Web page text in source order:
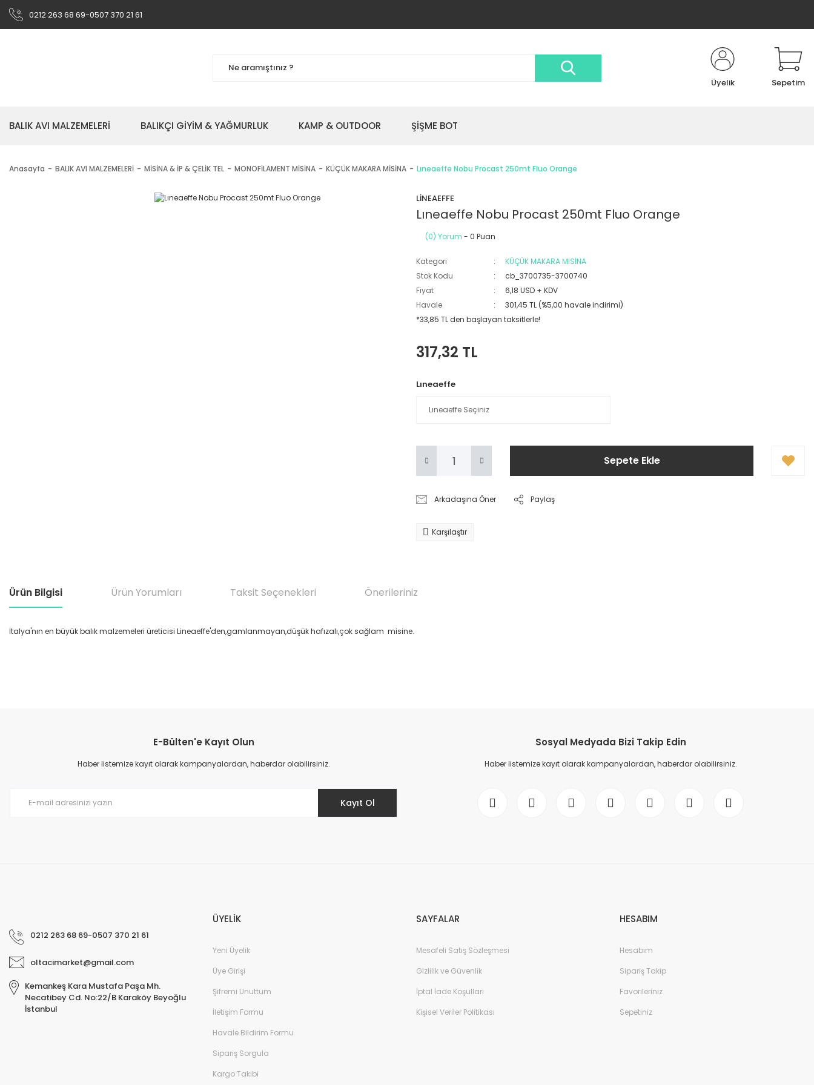
0212 263 68 69-0507 370 21 61
Üyelik Sepetim
BALIK AVI MALZEMELERİ BALIKÇI GİYİM & YAĞMURLUK KAMP & OUTDOOR ŞİŞME BOT
Anasayfa BALIK AVI MALZEMELERİ MİSİNA & İP & ÇELİK TEL MONOFİLAMENT MİSİNA KÜÇÜK MAKARA MİSİNA Lıneaeffe Nobu Procast 250mt Fluo Orange
LİNEAEFFE
Lıneaeffe Nobu Procast 250mt Fluo Orange
(0) Yorum - 0 Puan
Kategori
KÜÇÜK MAKARA MİSİNA
Stok Kodu
cb_3700735-3700740
Fiyat
6,18 USD + KDV
Havale
301,45 TL (%5,00 havale indirimi)
*33,85 TL den başlayan taksitlerle!
317,32 TL
Lıneaeffe
Sepete Ekle
Arkadaşına Öner Paylaş
Karşılaştır
Ürün Bilgisi Ürün Yorumları Taksit Seçenekleri Önerileriniz
İtalya'nın en büyük balık malzemeleri üreticisi Lineaeffe'den,gamlanmayan,düşük hafızalı,çok sağlam misine.
Ürün resmi kalitesiz, bozuk veya görüntülenemiyor.
Ürün açıklamasında eksik bilgiler bulunuyor.
E-Bülten'e Kayıt Olun
Haber listemize kayıt olarak kampanyalardan, haberdar olabilirsiniz.
Kayıt Ol
Sosyal Medyada Bizi Takip Edin
Haber listemize kayıt olarak kampanyalardan, haberdar olabilirsiniz.
0212 263 68 69-0507 370 21 61
oltacimarket@gmail.com
Kemankeş Kara Mustafa Paşa Mh.
Necatibey Cd. No:22/B Karaköy Beyoğlu
İstanbul
ÜYELİK
Yeni Üyelik
Üye Girişi
Şifremi Unuttum
İletişim Formu
Havale Bildirim Formu
Sipariş Sorgula
Kargo Takibi
SAYFALAR
Mesafeli Satış Sözleşmesi
Gizlilik ve Güvenlik
İptal İade Koşullari
Kişisel Veriler Politikası
HESABIM
Hesabım
Sipariş Takip
Favorileriniz
Sepetiniz